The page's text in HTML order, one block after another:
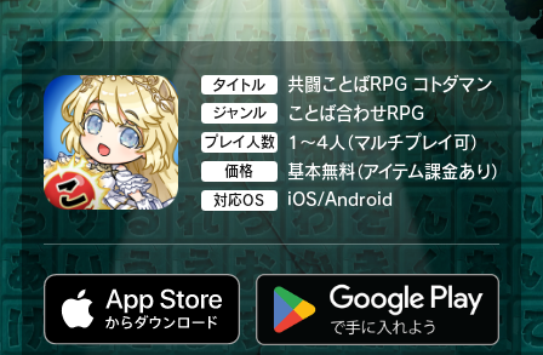
タイトル 共闘ことばRPG コトダマン
ジャンル ことば合わせRPG
プレイ人数 1～4人（マルチプレイ可）
価格 基本無料（アイテム課金あり）
対応OS iOS/Android